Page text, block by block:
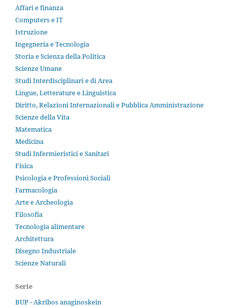
Affari e finanza
Computers e IT
Istruzione
Ingegneria e Tecnologia
Storia e Scienza della Politica
Scienze Umane
Studi Interdisciplinari e di Area
Lingue, Letterature e Linguistica
Diritto, Relazioni Internazionali e Pubblica Amministrazione
Scienze della Vita
Matematica
Medicina
Studi Infermieristici e Sanitari
Fisica
Psicologia e Professioni Sociali
Farmacologia
Arte e Archeologia
Filosofia
Tecnologia alimentare
Architettura
Disegno Industriale
Scienze Naturali
Serie
BUP - Akribos anaginoskein